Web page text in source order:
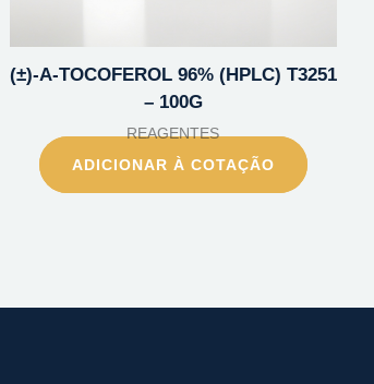
(±)-A-TOCOFEROL 96% (HPLC) T3251
– 100G
REAGENTES
ADICIONAR À COTAÇÃO